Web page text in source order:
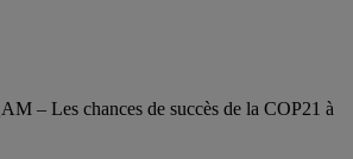
– Les chances de succès de la COP21 à